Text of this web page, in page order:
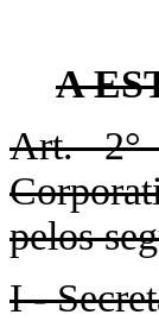
A
Art. 2°
pelos
I -